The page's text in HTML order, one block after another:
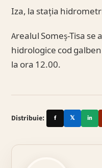
Iza, la stația
Arealul Someș-Tisa
hidrologice cod
la ora 12.00.
Distribuie: f 𝕏 in